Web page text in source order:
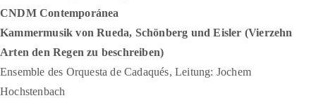
CNDM Contemporánea
Kammermusik von Rueda, Schönberg und Eisler (Vierzehn
Arten den Regen zu beschreiben)
Ensemble des Orquesta de Cadaqués, Leitung: Jochem
Hochstenbach